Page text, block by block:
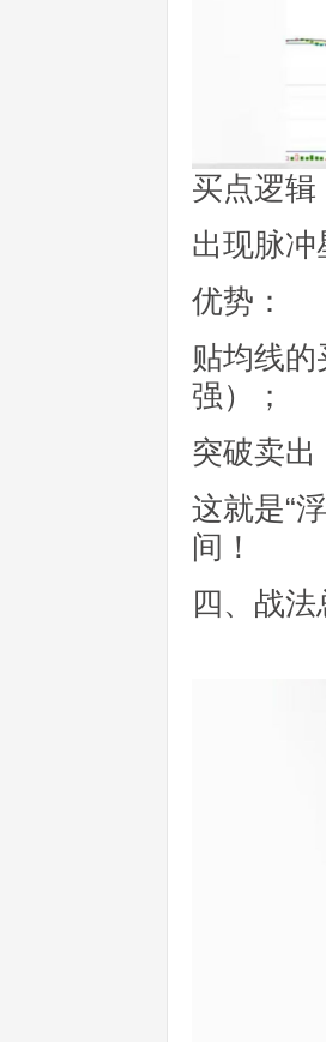
买点逻辑
出现脉
优势：
贴均线
强）；
突破卖
这就是“
间！
四、战法